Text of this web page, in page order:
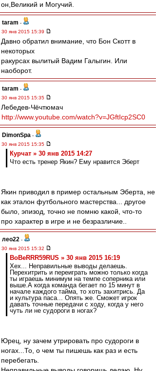
он,Великий и Могучий.
taram -
30 янв 2015 15:39
Давно обратил внимание, что Бон Скотт в
некоторых
ракурсах вылитый Вадим Галыгин. Или
наоборот.
taram -
30 янв 2015 15:35
Лебедев-Чёчтюмач
http://www.youtube.com/watch?v=JGftIcp2SC0
DimonSpa -
30 янв 2015 15:35
Курчат » 30 янв 2015 14:27
Что есть тренер Якин? Ему нравится Эберт
Якин приводил в пример остальным Эберта, не
как эталон футбольного мастерства... другое
было, эпизод, точно не помню какой, что-то
про характер в игре и не безразличие..
лео22 -
30 янв 2015 15:32
BoBeRRR59RUS » 30 янв 2015 16:19
Хех... Неправильные выводы делаешь.
Перехитрить и переиграть можно только когда
ты играешь минимум на темпе соперника или
выше.А когда команда бегает по 15 минут в
начале каждого тайма, то хоть захитрись. Да
и культура паса... Опять же. Сможет игрок
давать точные передачи с ходу, когда у него
чуть ли не судороги в ногах?
Юрец, ну зачем утрировать про судороги в
ногах...То, о чем ты пишешь как раз и есть
перебегать.